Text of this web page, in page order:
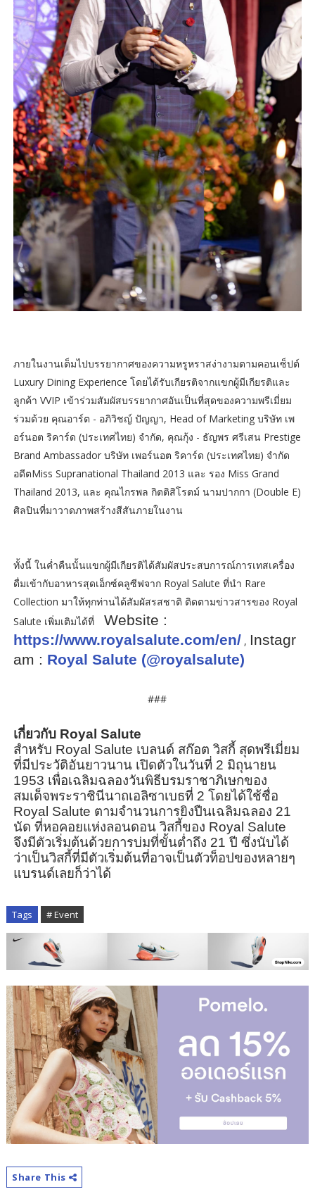
ภายในงานเต็มไปบรรยากาศของความหรูหราสง่างามตามคอนเซ็ปต์
Luxury Dining Experience โดยได้รับเกียรติจากแขกผู้มีเกียรติและ
ลูกค้า VVIP เข้าร่วมสัมผัสบรรยากาศอันเป็นที่สุดของความพรีเมี่ยม
ร่วมด้วย คุณอาร์ต - อภิวิชญ์ ปัญญา, Head of Marketing บริษัท เพ
อร์นอต ริคาร์ด (ประเทศไทย) จำกัด, คุณกุ้ง - ธัญพร ศรีเสน Prestige
Brand Ambassador บริษัท เพอร์นอต ริคาร์ด (ประเทศไทย) จำกัด
อดีตMiss Supranational Thailand 2013 และ รอง Miss Grand
Thailand 2013, และ คุณไกรพล กิตติสิโรตม์ นามปากกา (Double E)
ศิลปินที่มาวาดภาพสร้างสีสันภายในงาน
ทั้งนี้ ในค่ำคืนนั้นแขกผู้มีเกียรติได้สัมผัสประสบการณ์การเทสเครื่อง
ดื่มเข้ากับอาหารสุดเอ็กซ์คลูซีฟจาก Royal Salute ที่นำ Rare
Collection มาให้ทุกท่านได้สัมผัสรสชาติ ติดตามข่าวสารของ Royal
Salute เพิ่มเติมได้ที่
Website :
https://www.royalsalute.com/en/, Instagr
am : Royal Salute (@royalsalute)
###
เกี่ยวกับ Royal Salute
สำหรับ Royal Salute เบลนด์ สก๊อต วิสกี้ สุดพรีเมี่ยม
ที่มีประวัติอันยาวนาน เปิดตัวในวันที่ 2 มิถุนายน
1953 เพื่อเฉลิมฉลองวันพิธีบรมราชาภิเษกของ
สมเด็จพระราชินีนาถเอลิซาเบธที่ 2 โดยได้ใช้ชื่อ
Royal Salute ตามจำนวนการยิงปืนเฉลิมฉลอง 21
นัด ที่หอคอยแห่งลอนดอน วิสกี้ของ Royal Salute
จึงมีตัวเริ่มต้นด้วยการบ่มที่ขั้นต่ำถึง 21 ปี ซึ่งนับได้
ว่าเป็นวิสกี้ที่มีตัวเริ่มต้นที่อาจเป็นตัวท็อปของหลายๆ
แบรนด์เลยก็ว่าได้
Tags # Event
Share This